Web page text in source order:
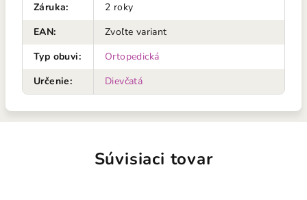
Záruka:
2 roky
EAN:
Zvoľte variant
Typ obuvi:
Ortopedická
Určenie: Dievčatá
Súvisiaci tovar